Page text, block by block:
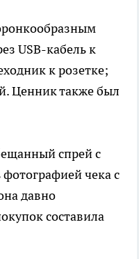
USB-кабель к
к розетке;
Ценник также был
спрей с
чека с
давно
составила